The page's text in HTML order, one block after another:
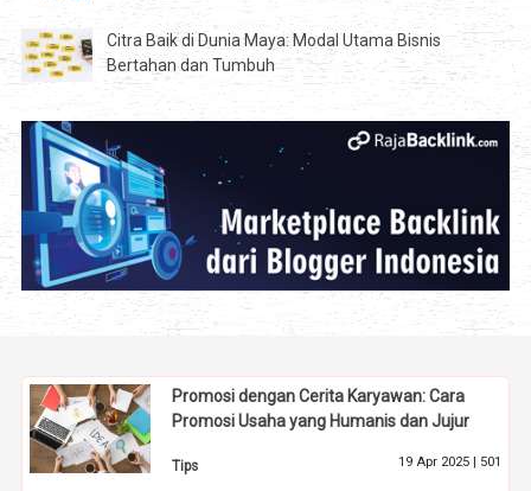
Citra Baik di Dunia Maya: Modal Utama Bisnis
Bertahan dan Tumbuh
Promosi dengan Cerita Karyawan: Cara
Promosi Usaha yang Humanis dan Jujur
Tips 19 Apr 2025 | 501